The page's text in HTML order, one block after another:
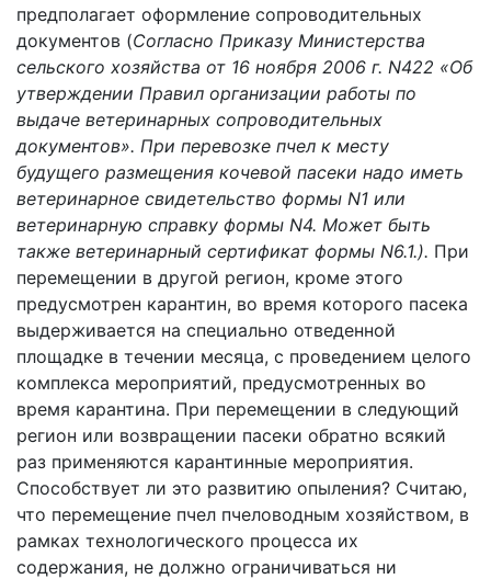
предполагает оформление сопроводительных
документов (Согласно Приказу Министерства
сельского хозяйства от 16 ноября 2006 г. N422 «Об
утверждении Правил организации работы по
выдаче ветеринарных сопроводительных
документов». При перевозке пчел к месту
будущего размещения кочевой пасеки надо иметь
ветеринарное свидетельство формы N1 или
ветеринарную справку формы N4. Может быть
также ветеринарный сертификат формы N6.1.). При
перемещении в другой регион, кроме этого
предусмотрен карантин, во время которого пасека
выдерживается на специально отведенной
площадке в течении месяца, с проведением целого
комплекса мероприятий, предусмотренных во
время карантина. При перемещении в следующий
регион или возвращении пасеки обратно всякий
раз применяются карантинные мероприятия.
Способствует ли это развитию опыления? Считаю,
что перемещение пчел пчеловодным хозяйством, в
рамках технологического процесса их
содержания, не должно ограничиваться ни